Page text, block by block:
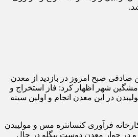
صادقی صبح امروز در بازدید از معدن
شهر اظهار کرد: فاز استخراج و
در این معدن انجام و اولین سینه
فرآوری کنسانتره مس و مولیبدن
جوار معدن دوست بیگلو در حال